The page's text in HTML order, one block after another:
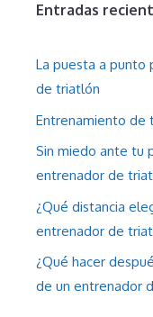
Entradas
La puesta a punto
de triatlón
Entrenamiento de
Sin miedo ante tu
entrenador de
¿Qué distancia
entrenador de
¿Qué hacer
de un entrenador